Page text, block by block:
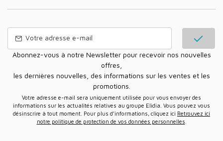
Abonnez-vous à notre Newsletter pour recevoir nos nouvelles
offres,
les dernières nouvelles, des informations sur les ventes et les
promotions.
Votre adresse e-mail sera uniquement utilisée pour vous envoyer des
informations sur les actualités relatives au groupe Elidia. Vous pouvez vous
désinscrire à tout moment. Pour plus d’informations, cliquez ici Retrouvez ici
notre politique de protection de vos données personnelles